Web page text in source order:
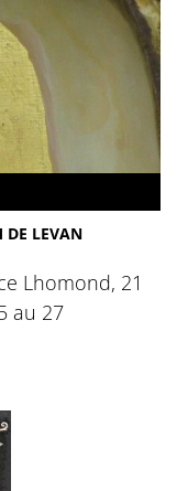
DE LEVAN
Lhomond, 21
au 27